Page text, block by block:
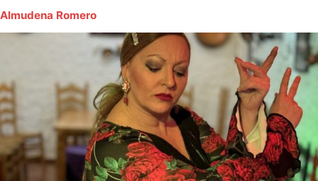
Almudena Romero